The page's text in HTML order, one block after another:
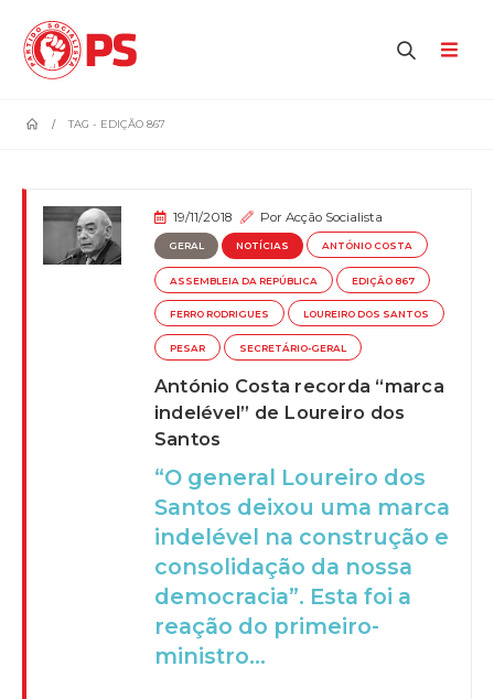
TAG - EDIÇÃO 867
19/11/2018 PorAcção Socialista
GERAL NOTÍCIAS ANTÓNIO COSTA
ASSEMBLEIA DA REPÚBLICA EDIÇÃO 867
FERRO RODRIGUES LOUREIRO DOS SANTOS
PESAR SECRETÁRIO-GERAL
António Costa recorda “marca
indelével” de Loureiro dos
Santos
“O general Loureiro dos
Santos deixou uma marca
indelével na construção e
consolidação da nossa
democracia”. Esta foi a
reação do primeiro-
ministro...